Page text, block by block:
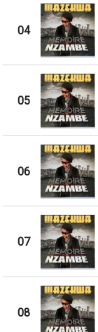
04
05
06
07
08